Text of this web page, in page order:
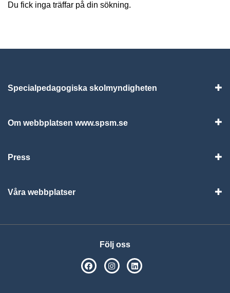
Du fick inga träffar på din sökning.
Specialpedagogiska skolmyndigheten
Om webbplatsen www.spsm.se
Press
Våra webbplatser
Följ oss
SPSM på Facebook
SPSM på Instagram